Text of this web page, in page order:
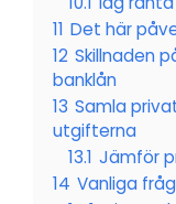
11 Det här
12 Skillnaden
banklån
13 Samla
utgifterna
13.1 Jämför
14 Vanliga